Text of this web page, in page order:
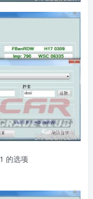
的选项